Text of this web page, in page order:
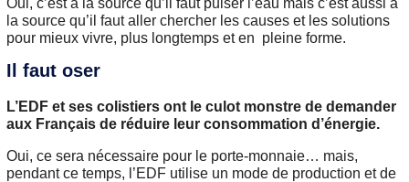
Oui, c’est à la source qu’il faut puiser l’eau mais c’est aussi à
la source qu’il faut aller chercher les causes et les solutions
pour mieux vivre, plus longtemps et en pleine forme.
Il faut oser
L’EDF et ses colistiers ont le culot monstre de demander
aux Français de réduire leur consommation d’énergie.
Oui, ce sera nécessaire pour le porte-monnaie… mais,
pendant ce temps, l’EDF utilise un mode de production et de